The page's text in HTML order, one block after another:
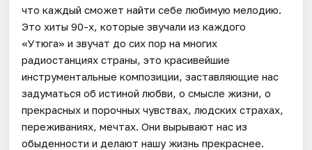
что каждый сможет найти себе любимую мелодию.
Это хиты 90-х, которые звучали из каждого
«Утюга» и звучат до сих пор на многих
радиостанциях страны, это красивейшие
инструментальные композиции, заставляющие нас
задуматься об истиной любви, о смысле жизни, о
прекрасных и порочных чувствах, людских страхах,
переживаниях, мечтах. Они вырывают нас из
обыденности и делают нашу жизнь прекраснее.